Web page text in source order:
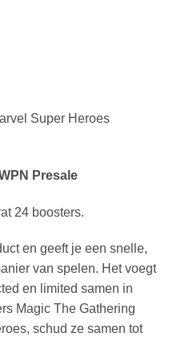
Super Heroes
Presale
24 boosters.
en geeft je een snelle,
van spelen. Het voegt
en limited samen in
Magic The Gathering
schud ze samen tot